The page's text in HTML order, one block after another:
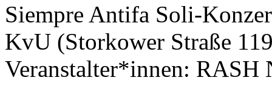
Siempre Antifa Soli-
KvU (Storkower Straße
Veranstalter*innen: